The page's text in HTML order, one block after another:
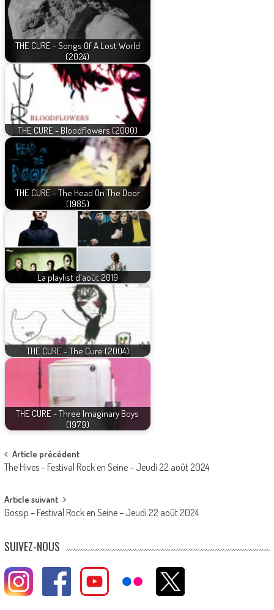
THE CURE - Songs Of A Lost World
(2024)
THE CURE - Bloodflowers (2000)
THE CURE - The Head On The Door
(1985)
La playlist d'août 2019
THE CURE - The Cure (2004)
THE CURE - Three Imaginary Boys
(1979)
Post
navigation
Article précédent
The Hives – Festival Rock en Seine – Jeudi 22 août 2024
Article suivant
Gossip – Festival Rock en Seine – Jeudi 22 août 2024
SUIVEZ-NOUS